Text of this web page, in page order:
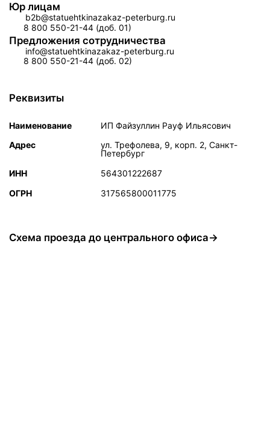
Юр лицам
b2b@statuehtkinazakaz-peterburg.ru
8 800 550-21-44 (доб. 01)
Предложения сотрудничества
info@statuehtkinazakaz-peterburg.ru
8 800 550-21-44 (доб. 02)
Реквизиты
Наименование
ИП Файзуллин Рауф Ильясович
Адрес
ул. Трефолева, 9, корп. 2, Санкт-
Петербург
ИНН
564301222687
ОГРН
317565800011775
Схема проезда до центрального офиса→